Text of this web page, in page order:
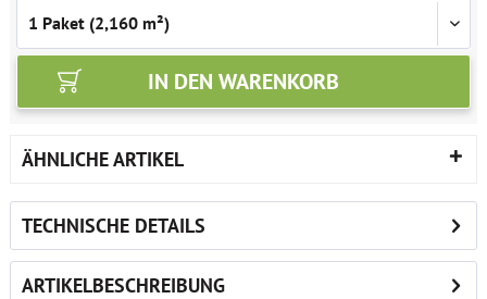
IN DEN WARENKORB
ÄHNLICHE ARTIKEL
TECHNISCHE DETAILS
ARTIKELBESCHREIBUNG